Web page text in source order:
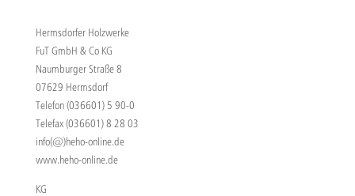
Hermsdorfer Holzwerke
FuT GmbH & Co KG
Naumburger Straße 8
07629 Hermsdorf
Telefon (036601) 5 90-0
Telefax (036601) 8 28 03
info(@)heho-online.de
www.heho-online.de
KG